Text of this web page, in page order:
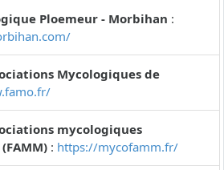
Ploemeur - Morbihan :
Mycologiques de
mycologiques
: https://mycofamm.fr/